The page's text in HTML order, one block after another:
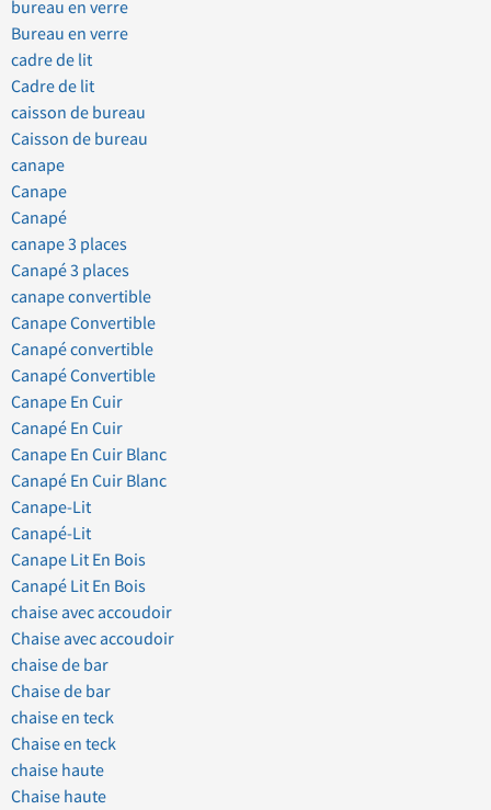
bureau en verre
Bureau en verre
cadre de lit
Cadre de lit
caisson de bureau
Caisson de bureau
canape
Canape
Canapé
canape 3 places
Canapé 3 places
canape convertible
Canape Convertible
Canapé convertible
Canapé Convertible
Canape En Cuir
Canapé En Cuir
Canape En Cuir Blanc
Canapé En Cuir Blanc
Canape-Lit
Canapé-Lit
Canape Lit En Bois
Canapé Lit En Bois
chaise avec accoudoir
Chaise avec accoudoir
chaise de bar
Chaise de bar
chaise en teck
Chaise en teck
chaise haute
Chaise haute